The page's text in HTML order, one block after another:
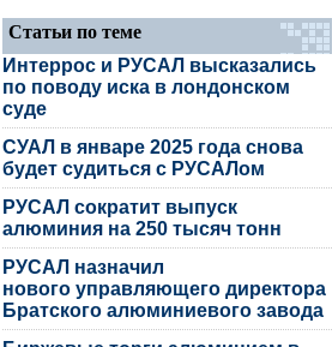
Статьи по теме
Интеррос и РУСАЛ высказались
по поводу иска в лондонском
суде
СУАЛ в январе 2025 года снова
будет судиться с РУСАЛом
РУСАЛ сократит выпуск
алюминия на 250 тысяч тонн
РУСАЛ назначил
нового управляющего директора
Братского алюминиевого завода